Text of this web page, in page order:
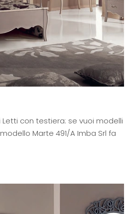
con testiera: se vuoi modelli
Marte 491/A Imba Srl fa